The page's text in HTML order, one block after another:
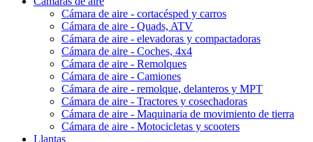
Cámara de aire - cortacésped y carros
Cámara de aire - Quads, ATV
Cámara de aire - elevadoras y compactadoras
Cámara de aire - Coches, 4x4
Cámara de aire - Remolques
Cámara de aire - Camiones
Cámara de aire - remolque, delanteros y MPT
Cámara de aire - Tractores y cosechadoras
Cámara de aire - Maquinaria de movimiento de tierra
Cámara de aire - Motocicletas y scooters
Llantas